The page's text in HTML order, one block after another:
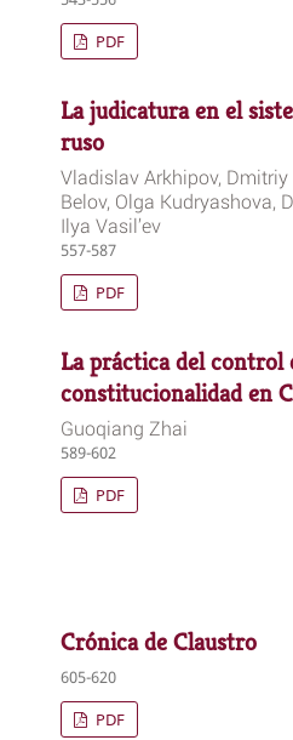
PDF
La judicatura en el
ruso
Vladislav Arkhipov, Dmitriy
Belov, Olga Kudryashova,
Ilya Vasil’ev
557-587
PDF
La práctica del control
constitucionalidad en
Guoqiang Zhai
589-602
PDF
Crónica de Claustro
605-620
PDF